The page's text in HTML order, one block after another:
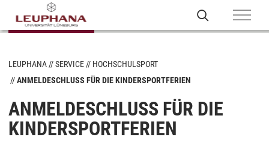
LEUPHANA SERVICE
HOCHSCHULSPORT
ANMELDESCHLUSS FÜR DIE KINDERSPORTFERIEN
ANMELDESCHLUSS FÜR DIE
KINDERSPORTFERIEN